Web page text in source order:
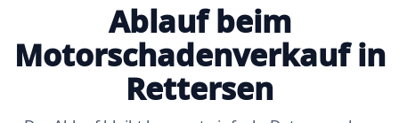
Ablauf beim
Motorschadenverkauf in
Rettersen